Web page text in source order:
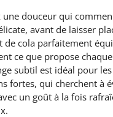
une douceur qui
avant de laisser
de cola parfaitement
ce que propose
subtil est idéal pour
fortes, qui cherchent à
un goût à la fois